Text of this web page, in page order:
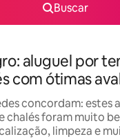
Buscar
aluguel por
com ótimas
concordam: estes
chalés foram muito
limpeza e